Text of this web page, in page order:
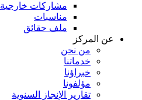
مشاركات خارجية
مناسبات
ملف حقائق
عن المركز
من نحن
خدماتنا
خبراؤنا
مؤلفونا
تقارير الإنجاز السنوية